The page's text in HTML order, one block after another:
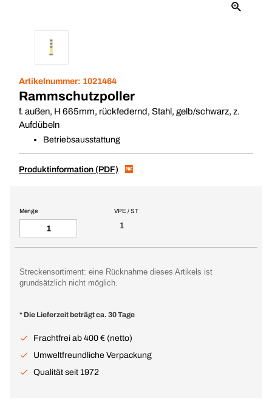
Artikelnummer: 1021464
Rammschutzpoller
f. außen, H 665mm, rückfedernd, Stahl, gelb/schwarz, z.
Aufdübeln
Betriebsausstattung
Produktinformation (PDF)
VPE / ST
1
Menge
Streckensortiment: eine Rücknahme dieses Artikels ist
grundsätzlich nicht möglich.
* Die Lieferzeit beträgt ca. 30 Tage
Frachtfrei ab 400 € (netto)
Umweltfreundliche Verpackung
Qualität seit 1972